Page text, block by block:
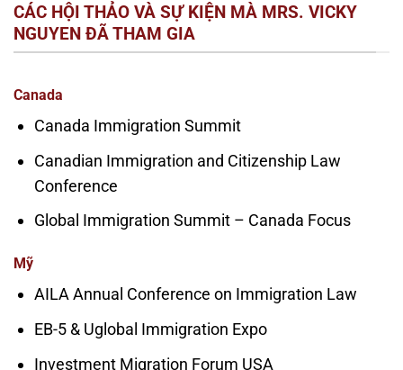
CÁC HỘI THẢO VÀ SỰ KIỆN MÀ MRS. VICKY
NGUYEN ĐÃ THAM GIA
Canada
Canada Immigration Summit
Canadian Immigration and Citizenship Law
Conference
Global Immigration Summit – Canada Focus
Mỹ
AILA Annual Conference on Immigration Law
EB-5 & Uglobal Immigration Expo
Investment Migration Forum USA